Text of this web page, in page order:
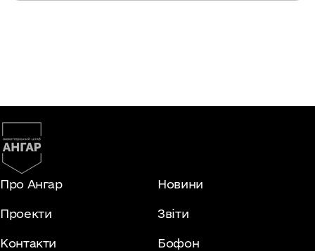
Про Ангар
Проекти
Контакти
Новини
Звіти
Бофон